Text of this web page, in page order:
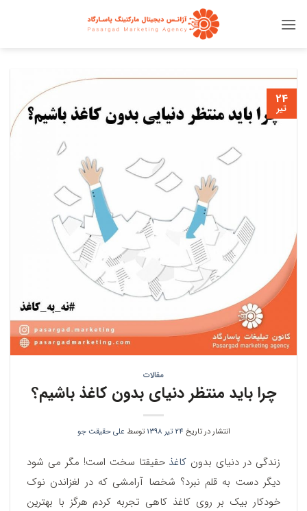
24
تیر
مقالات
چرا باید منتظر دنیای بدون کاغذ باشیم؟
انتشار در تاریخ 24 تیر 1398 توسط علی حقیقت جو
زندگی در دنیای بدون کاغذ حقیقتا سخت است! مگر می شود
دیگر دست به قلم نبرد؟ شخصا آرامشی که در لغزاندن نوک
خودکار بیک بر روی کاغذ کاهی تجربه کردم هرگز با بهترین